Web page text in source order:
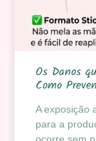
Os Danos
Como
A exposição
para a